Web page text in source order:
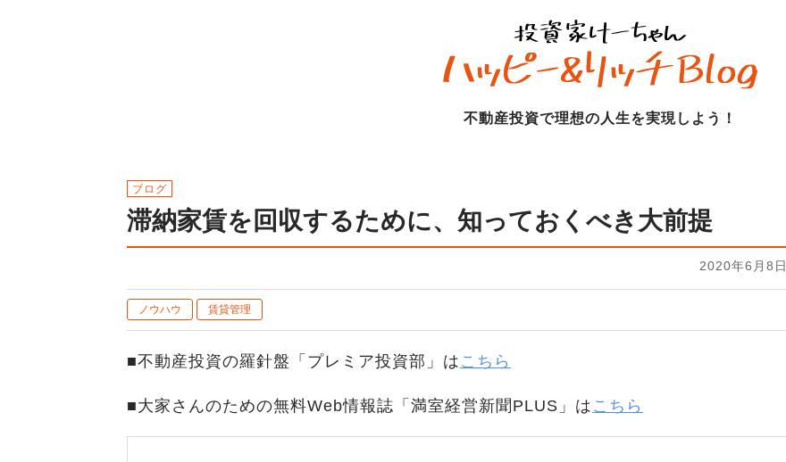
不動産投資で理想の人生を実現しよう！
ブログ
滞納家賃を回収するために、知っておくべき大前提
2020年6月8日
ノウハウ 賃貸管理
■不動産投資の羅針盤「プレミア投資部」は こちら
■大家さんのための無料Web情報誌「満室経営新聞PLUS」は こちら